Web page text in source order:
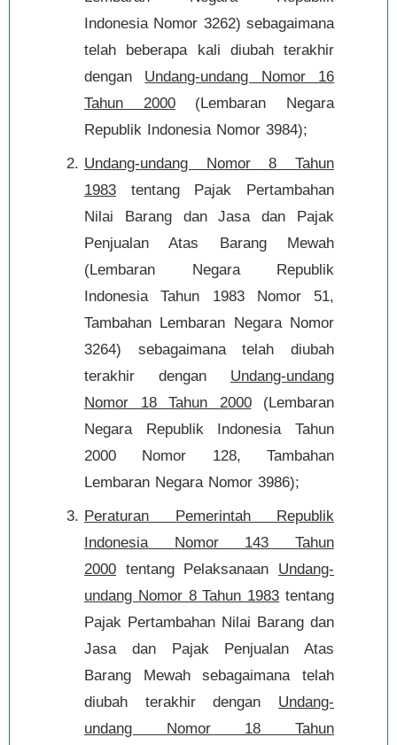
Indonesia Nomor 3262) sebagaimana
telah beberapa kali diubah terakhir
dengan Undang-undang Nomor 16
Tahun 2000(Lembaran Negara
Republik Indonesia Nomor 3984);
Undang-undang Nomor 8 Tahun
1983 tentang Pajak Pertambahan
Nilai Barang dan Jasa dan Pajak
Penjualan Atas Barang Mewah
(Lembaran Negara Republik
Indonesia Tahun 1983 Nomor 51,
Tambahan Lembaran Negara Nomor
3264) sebagaimana telah diubah
terakhir dengan Undang-undang
Nomor 18 Tahun 2000(Lembaran
Negara Republik Indonesia Tahun
2000 Nomor 128, Tambahan
Lembaran Negara Nomor 3986);
Peraturan Pemerintah Republik
Indonesia Nomor 143 Tahun
2000 tentang Pelaksanaan Undang-
undang Nomor 8 Tahun 1983 tentang
Pajak Pertambahan Nilai Barang dan
Jasa dan Pajak Penjualan Atas
Barang Mewah sebagaimana telah
diubah terakhir dengan Undang-
undang Nomor 18 Tahun